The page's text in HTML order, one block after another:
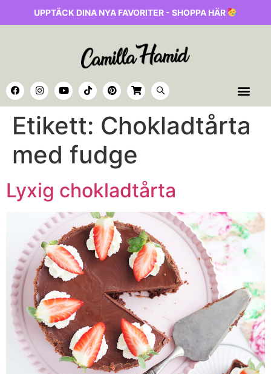
UPPTÄCK DINA NYA FAVORITER - SHOPPA HÄR
Etikett: Chokladtårta
med fudge
Lyxig chokladtårta